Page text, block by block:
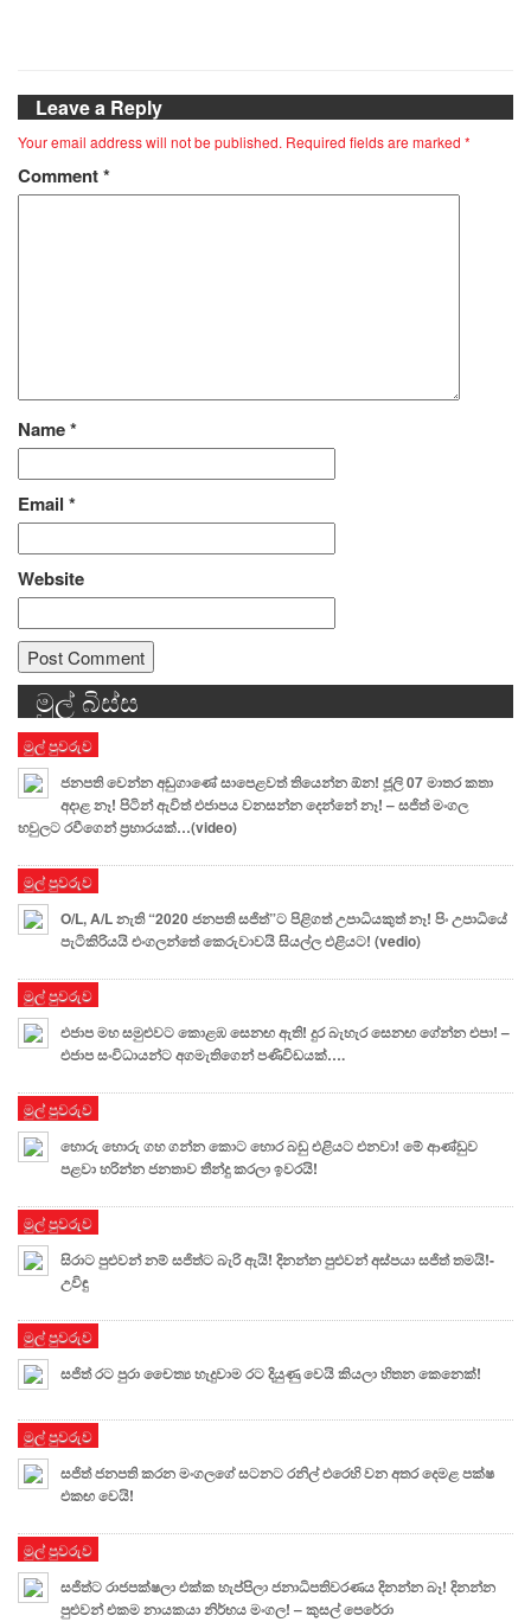
Leave a Reply
Your email address will not be published. Required fields are marked *
Comment*
Name*
Email *
Website
Alternative:
මුල් බිස්ස
මුල් පුවරුව
ජනපති වෙන්න අඩුගාණේ සාපෙළවත් තියෙන්න ඕන! ජූලි 07 මාතර කතා
අදාළ නෑ! පිටින් ඇවිත් එජාපය වනසන්න දෙන්නේ නෑ! – සජිත් මංගල
හවුලට රවීගෙන් ප්‍රහාරයක්…(video)
මුල් පුවරුව
O/L, A/L නැති “2020 ජනපති සජිත්”ට පිළිගත් උපාධියකුත් නෑ! පිං උපාධියේ
පැටිකිරියයි එංගලන්තේ කෙරුවාවයි සියල්ල එළියට! (vedio)
මුල් පුවරුව
එජාප මහ සමුළුවට කොළඹ සෙනඟ ඇති! දුර බැහැර සෙනඟ ගේන්න එපා! –
එජාප සංවිධායන්ට අගමැතිගෙන් පණිවිඩයක්….
මුල් පුවරුව
හොරු හොරු ගහ ගන්න කොට හොර බඩු එළියට එනවා! මේ ආණ්ඩුව
පළවා හරින්න ජනතාව තීන්දු කරලා ඉවරයි!
මුල් පුවරුව
සිරාට පුළුවන් නම් සජිත්ට බැරි ඇයි! දිනන්න පුළුවන් අස්පයා සජිත් තමයි!-
උවිඳු
මුල් පුවරුව
සජිත් රට පුරා චෛත්‍ය හැදුවාම රට දියුණු වෙයි කියලා හිතන කෙනෙක්!
මුල් පුවරුව
සජිත් ජනපති කරන මංගලගේ සටනට රනිල් එරෙහි වන අතර දෙමළ පක්ෂ
එකඟ වෙයි!
මුල් පුවරුව
සජිත්ට රාජපක්ෂලා එක්ක හැප්පිලා ජනාධිපතිවරණය දිනන්න බෑ! දිනන්න
පුළුවන් එකම නායකයා නිර්භය මංගල! – කුසල් පෙරේරා